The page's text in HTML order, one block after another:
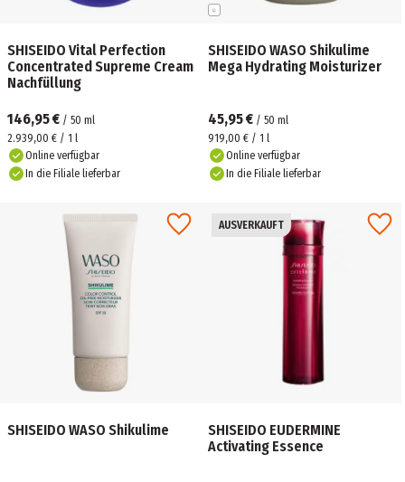
SHISEIDO Vital Perfection
Concentrated Supreme Cream
Nachfüllung
146,95 € / 50 ml
2.939,00 € / 1 l
Online verfügbar
In die Filiale lieferbar
SHISEIDO WASO Shikulime
Mega Hydrating Moisturizer
45,95 € / 50 ml
919,00 € / 1 l
Online verfügbar
In die Filiale lieferbar
SHISEIDO WASO Shikulime
AUSVERKAUFT
SHISEIDO EUDERMINE
Activating Essence